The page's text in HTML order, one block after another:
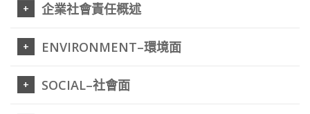
企業社會責任概述
ENVIRONMENT–環境面
SOCIAL–社會面